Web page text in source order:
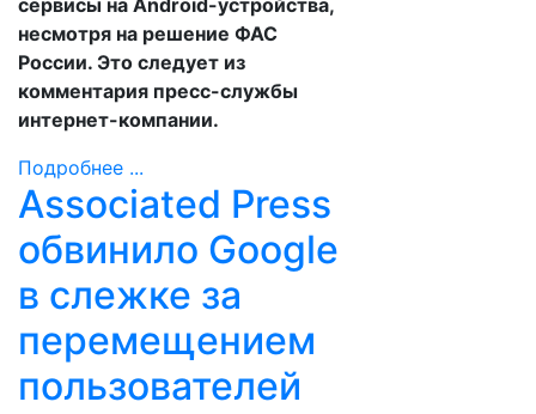
сервисы на Android-устройства,
несмотря на решение ФАС
России. Это следует из
комментария пресс-службы
интернет-компании.
Подробнее ...
Assoсiated Press
обвинило Google
в слежке за
перемещением
пользователей